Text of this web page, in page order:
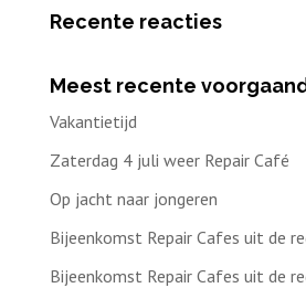
Recente reacties
Meest recente
Vakantietijd
Zaterdag 4 juli weer Repair Café
Op jacht naar jongeren
Bijeenkomst Repair Cafes uit de
Bijeenkomst Repair Cafes uit de